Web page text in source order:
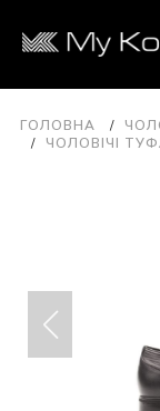
ГОЛОВНА
ЧОЛОВІЧІ